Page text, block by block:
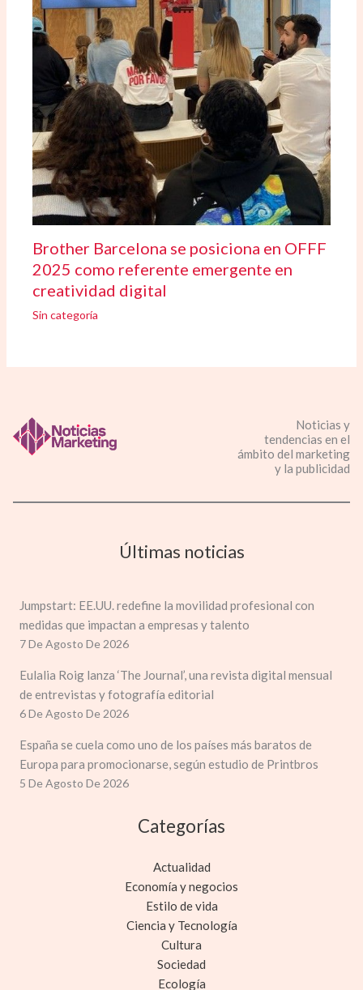
Brother Barcelona se posiciona en OFFF
2025 como referente emergente en
creatividad digital
Sin categoría
Noticias y
tendencias en el
ámbito del marketing
y la publicidad
Últimas noticias
Jumpstart: EE.UU. redefine la movilidad profesional con
medidas que impactan a empresas y talento
7 De Agosto De 2026
Eulalia Roig lanza ‘The Journal’, una revista digital mensual
de entrevistas y fotografía editorial
6 De Agosto De 2026
España se cuela como uno de los países más baratos de
Europa para promocionarse, según estudio de Printbros
5 De Agosto De 2026
Categorías
Actualidad
Economía y negocios
Estilo de vida
Ciencia y Tecnología
Cultura
Sociedad
Ecología